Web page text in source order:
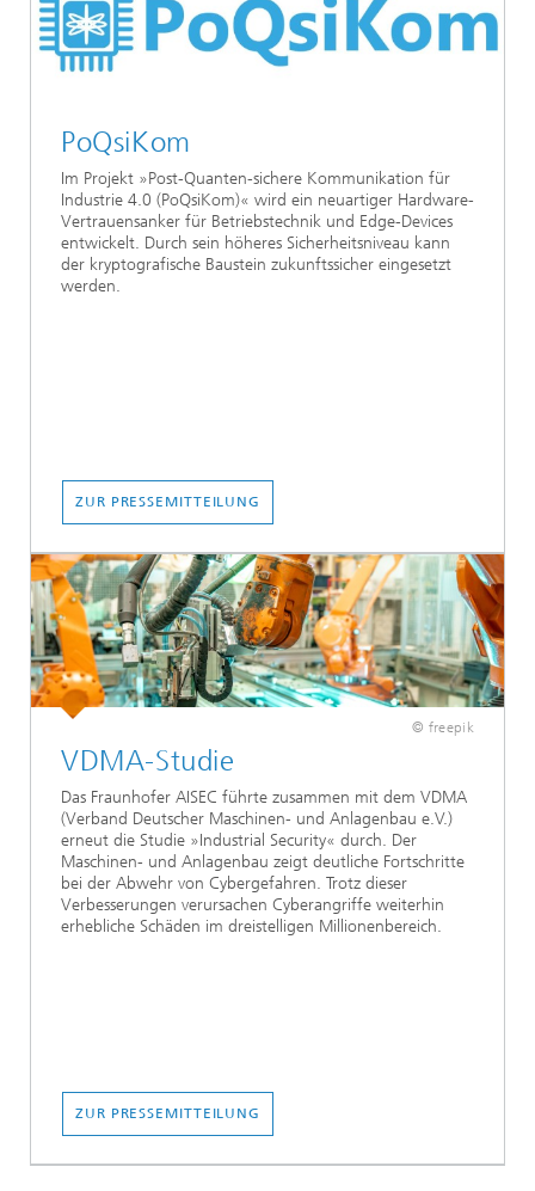
PoQsiKom
Im Projekt »Post-Quanten-sichere Kommunikation für
Industrie 4.0 (PoQsiKom)« wird ein neuartiger Hardware-
Vertrauensanker für Betriebstechnik und Edge-Devices
entwickelt. Durch sein höheres Sicherheitsniveau kann
der kryptografische Baustein zukunftssicher eingesetzt
werden.
ZUR PRESSEMITTEILUNG
© freepik
VDMA-Studie
Das Fraunhofer AISEC führte zusammen mit dem VDMA
(Verband Deutscher Maschinen- und Anlagenbau e.V.)
erneut die Studie »Industrial Security« durch. Der
Maschinen- und Anlagenbau zeigt deutliche Fortschritte
bei der Abwehr von Cybergefahren. Trotz dieser
Verbesserungen verursachen Cyberangriffe weiterhin
erhebliche Schäden im dreistelligen Millionenbereich.
ZUR PRESSEMITTEILUNG